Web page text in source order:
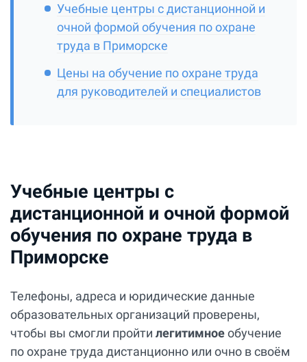
Учебные центры с дистанционной и
очной формой обучения по охране
труда в Приморске
Цены на обучение по охране труда
для руководителей и специалистов
Учебные центры с
дистанционной и очной формой
обучения по охране труда в
Приморске
Телефоны, адреса и юридические данные
образовательных организаций проверены,
чтобы вы смогли пройти легитимноеобучение
по охране труда дистанционно или очно в своём